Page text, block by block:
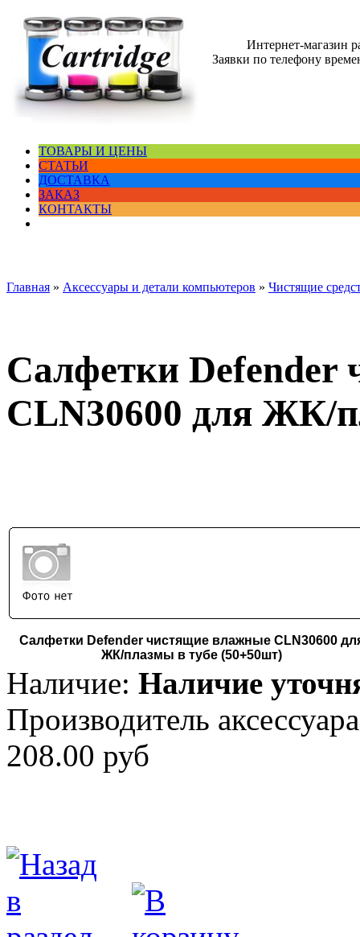
Интернет-магазин
Заявки по телефону
ТОВАРЫ И ЦЕНЫ
СТАТЬИ
ДОСТАВКА
ЗАКАЗ
КОНТАКТЫ
Главная » Аксессуары и детали компьютеров » Чистящие
Салфетки Defender
CLN30600 для ЖК/
Салфетки Defender чистящие влажные CLN30600
ЖК/плазмы в тубе (50+50шт)
Наличие: Наличие
Производитель
208.00 руб